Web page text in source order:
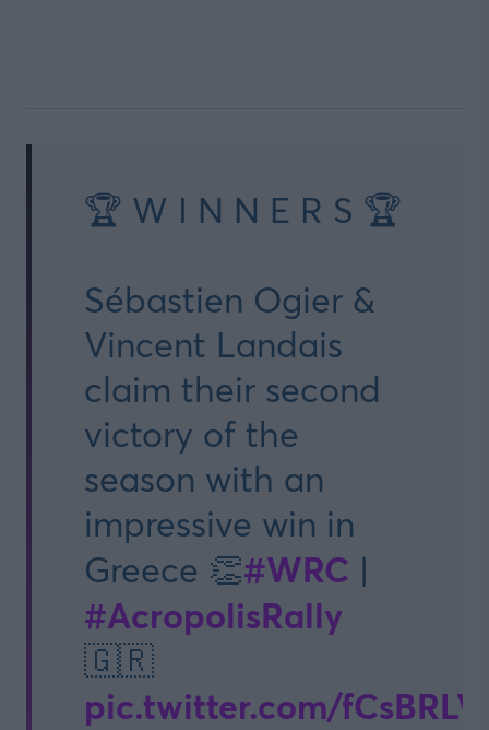
🏆 W I N N E R S 🏆
Sébastien Ogier &
Vincent Landais
claim their second
victory of the
season with an
impressive win in
Greece 👏#WRC |
#AcropolisRally
🇬🇷
pic.twitter.com/